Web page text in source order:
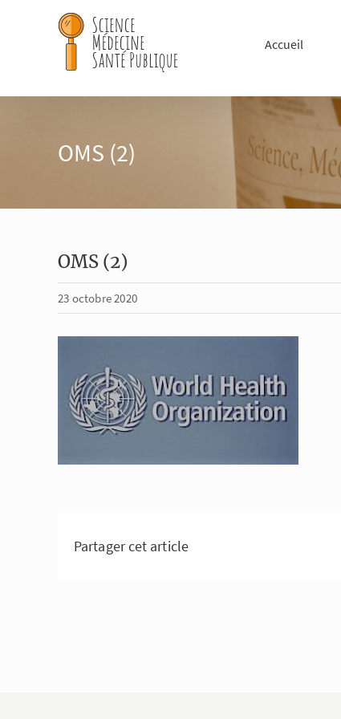
Accueil
OMS (2)
OMS (2)
23 octobre 2020
Partager cet article